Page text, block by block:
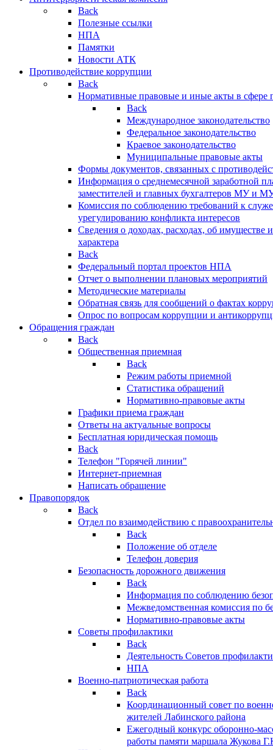
Back
Полезные ссылки
НПА
Памятки
Новости АТК
Противодействие коррупции
Back
Нормативные правовые и иные акты в сфере
Back
Международное законодательство
Федеральное законодательство
Краевое законодательство
Муниципальные правовые акты
Формы документов, связанных с
Информация о среднемесячной заработной
заместителей и главных бухгалтеров МУ и
Комиссия по соблюдению требований к
урегулированию конфликта интересов
Сведения о доходах, расходах, об имуществе
характера
Back
Федеральный портал проектов НПА
Отчет о выполнении плановых мероприятий
Методические материалы
Обратная связь для сообщений о фактах
Опрос по вопросам коррупции и
Обращения граждан
Back
Общественная приемная
Back
Режим работы приемной
Статистика обращений
Нормативно-правовые акты
Графики приема граждан
Ответы на актуальные вопросы
Бесплатная юридическая помощь
Back
Телефон "Горячей линии"
Интернет-приемная
Написать обращение
Правопорядок
Back
Отдел по взаимодействию с
Back
Положение об отделе
Телефон доверия
Безопасность дорожного движения
Back
Информация по соблюдению
Межведомственная комиссия по
Нормативно-правовые акты
Советы профилактики
Back
Деятельность Советов
НПА
Военно-патриотическая работа
Back
Координационный совет по
жителей Лабинского района
Ежегодный конкурс оборонно-
работы памяти маршала Жукова